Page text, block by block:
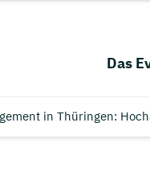
Das
in Thüringen: